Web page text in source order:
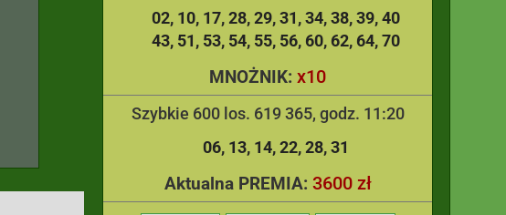
02 10 17 28 29 31 34 38 39 40
43 51 53 54 55 56 60 62 64 70
MNOŻNIK: x10
Szybkie 600 los. 619 365, godz. 11:20
06 13 14 22 28 31
Aktualna PREMIA: 3600 zł